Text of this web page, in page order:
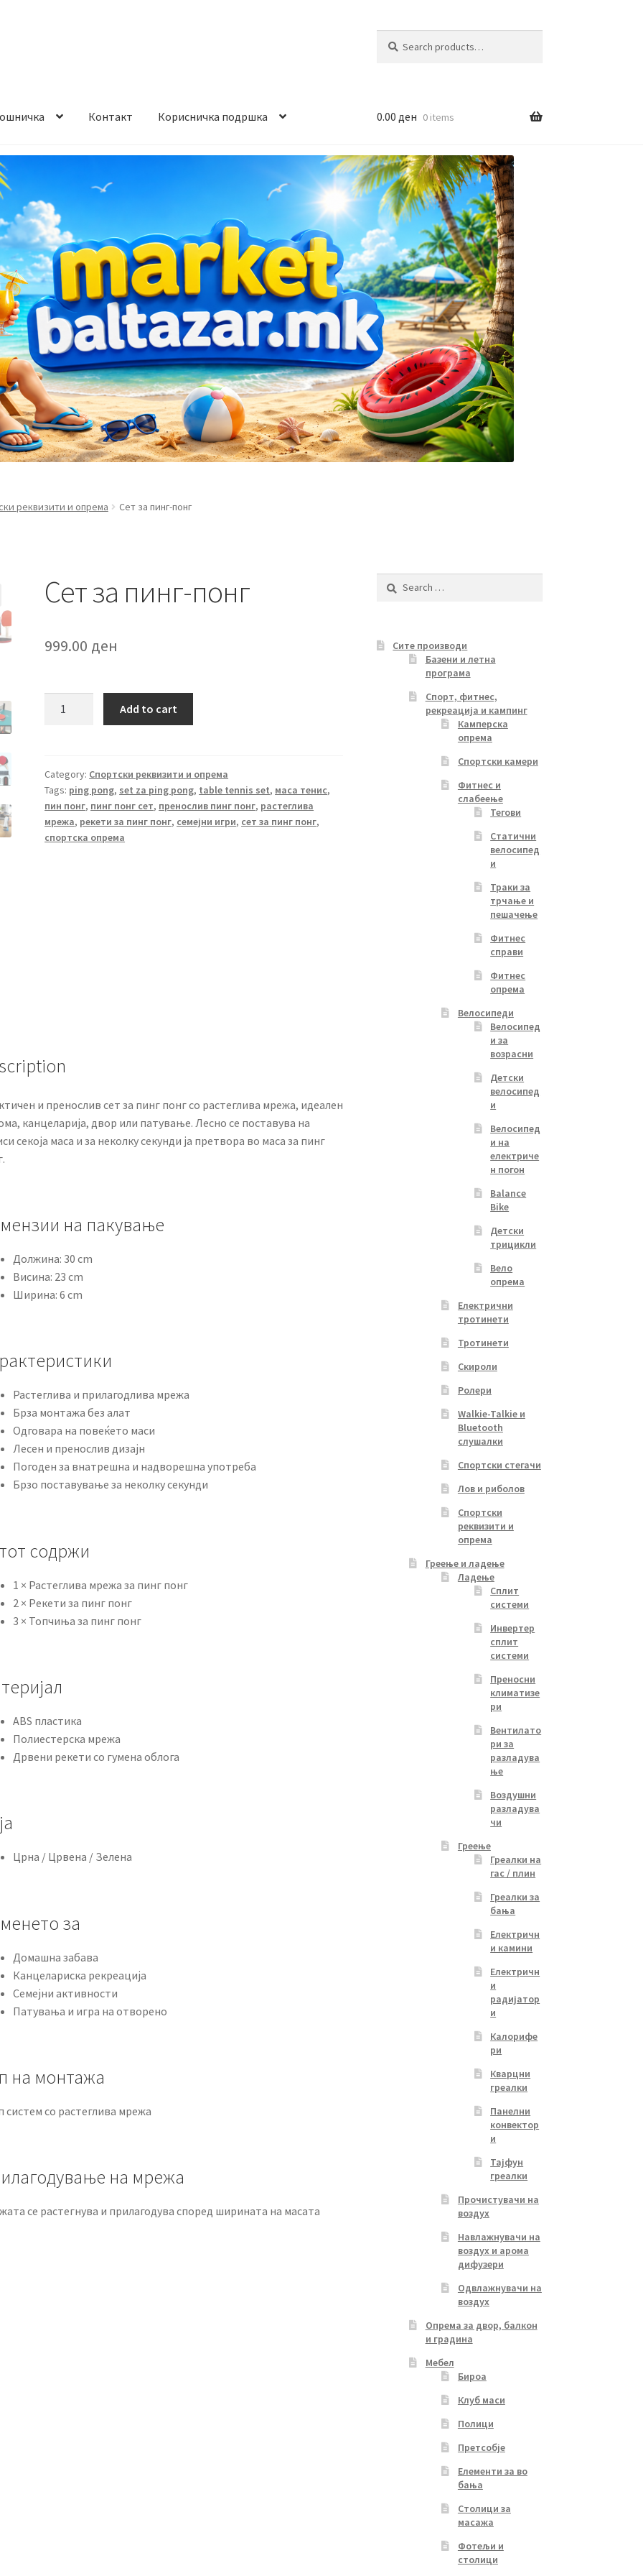
for:
Контакт Корисничка подршка
и начин на плаќање
на производ Услови за користење
0.00 ден 0 items
реквизити и опрема Сет за пинг-понг
Сет за пинг-понг
999.00 ден
quantity
Add to cart
Category: Спортски реквизити и опрема
Tags: ping pong, set za ping pong, table tennis set, маса тенис,
пин понг, пинг понг сет, пренослив пинг понг, растеглива
мрежа, рекети за пинг понг, семејни игри, сет за пинг понг,
спортска опрема
и пренослив сет за пинг понг со растеглива мрежа, идеален
канцеларија, двор или патување. Лесно се поставува на
секоја маса и за неколку секунди ја претвора во маса за пинг
на пакување
Должина: 30 cm
Висина: 23 cm
Ширина: 6 cm
Растеглива и прилагодлива мрежа
Брза монтажа без алат
Одговара на повеќето маси
Лесен и пренослив дизајн
Погоден за внатрешна и надворешна употреба
Брзо поставување за неколку секунди
содржи
1 × Растеглива мрежа за пинг понг
2 × Рекети за пинг понг
3 × Топчиња за пинг понг
ABS пластика
Полиестерска мрежа
Дрвени рекети со гумена облога
Црна / Црвена / Зелена
за
Домашна забава
Канцелариска рекреација
Семејни активности
Патувања и игра на отворено
на монтажа
систем со растеглива мрежа
на мрежа
се растегнува и прилагодува според ширината на масата
Search
Сите производи
Базени и летна
програма
Спорт, фитнес,
рекреација и кампинг
Камперска
опрема
Спортски камери
Фитнес и
слабеење
Тегови
Статични
велосипед
и
Траки за
трчање и
пешачење
Фитнес
справи
Фитнес
опрема
Велосипеди
Велосипед
и за
возрасни
Детски
велосипед
и
Велосипед
и на
електриче
н погон
Balance
Bike
Детски
трицикли
Вело
опрема
Електрични
тротинети
Тротинети
Скироли
Ролери
Walkie-Talkie и
Bluetooth
слушалки
Спортски стегачи
Лов и риболов
Спортски
реквизити и
опрема
Греење и ладење
Ладење
Сплит
системи
Инвертер
сплит
системи
Преносни
климатизе
ри
Вентилато
ри за
разладува
ње
Воздушни
разладува
чи
Греење
Греалки на
гас / плин
Греалки за
бања
Електричн
и камини
Електричн
и
радијатор
и
Калорифе
ри
Кварцни
греалки
Панелни
конвектор
и
Тајфун
греалки
Прочистувачи на
воздух
Навлажнувачи на
воздух и арома
дифузери
Одвлажнувачи на
воздух
Опрема за двор, балкон
и градина
Мебел
Бироа
Клуб маси
Полици
Претсобје
Елементи за во
бања
Столици за
масажа
Фотељи и
столици